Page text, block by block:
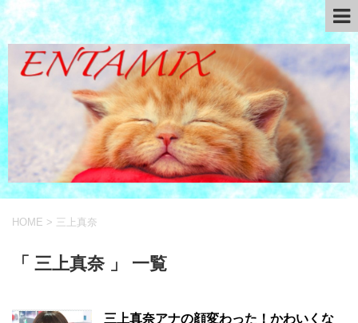
HOME > 三上真奈
「 三上真奈 」 一覧
三上真奈アナの顔変わった！かわいくな